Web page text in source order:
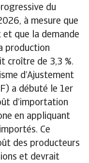
du
à mesure que
et que la demande
production
croître de 3,3 %.
d’Ajustement
a débuté le 1er
d’importation
en appliquant
Ce
des producteurs
et devrait